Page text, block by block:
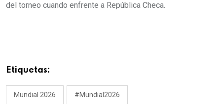
del torneo cuando enfrente a República Checa.
Etiquetas:
Mundial 2026 #Mundial2026